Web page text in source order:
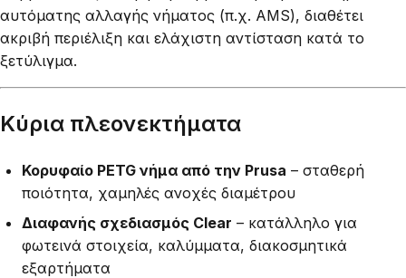
αυτόματης αλλαγής νήματος (π.χ. AMS), διαθέτει
ακριβή περιέλιξη και ελάχιστη αντίσταση κατά το
ξετύλιγμα.
Κύρια πλεονεκτήματα
Κορυφαίο PETG νήμα από την Prusa – σταθερή
ποιότητα, χαμηλές ανοχές διαμέτρου
Διαφανής σχεδιασμός Clear – κατάλληλο για
φωτεινά στοιχεία, καλύμματα, διακοσμητικά
εξαρτήματα